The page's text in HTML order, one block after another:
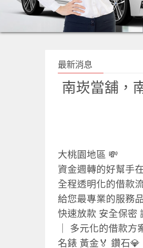
最新消息
南崁當舖，
大桃園地區 💸
資金週轉的好幫手
全程透明化的借款
給您最專業的服務
快速放款 安全保密
｜ 多元化的借款方
名錶 黃金🏅 鑽石💎